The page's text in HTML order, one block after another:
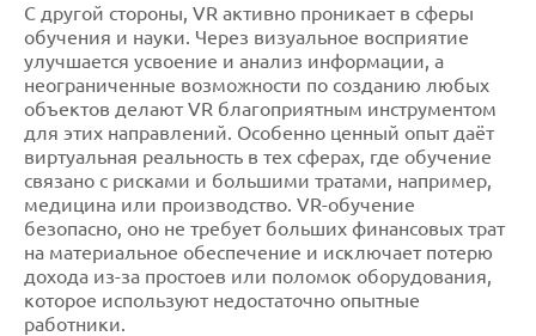
С другой стороны, VR активно проникает в сферы
обучения и науки. Через визуальное восприятие
улучшается усвоение и анализ информации, а
неограниченные возможности по созданию любых
объектов делают VR благоприятным инструментом
для этих направлений. Особенно ценный опыт даёт
виртуальная реальность в тех сферах, где обучение
связано с рисками и большими тратами, например,
медицина или производство. VR-обучение
безопасно, оно не требует больших финансовых трат
на материальное обеспечение и исключает потерю
дохода из-за простоев или поломок оборудования,
которое используют недостаточно опытные
работники.